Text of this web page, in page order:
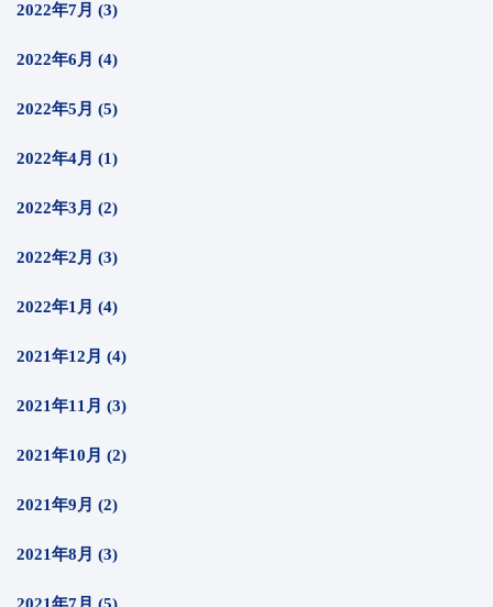
2022年7月 (3)
2022年6月 (4)
2022年5月 (5)
2022年4月 (1)
2022年3月 (2)
2022年2月 (3)
2022年1月 (4)
2021年12月 (4)
2021年11月 (3)
2021年10月 (2)
2021年9月 (2)
2021年8月 (3)